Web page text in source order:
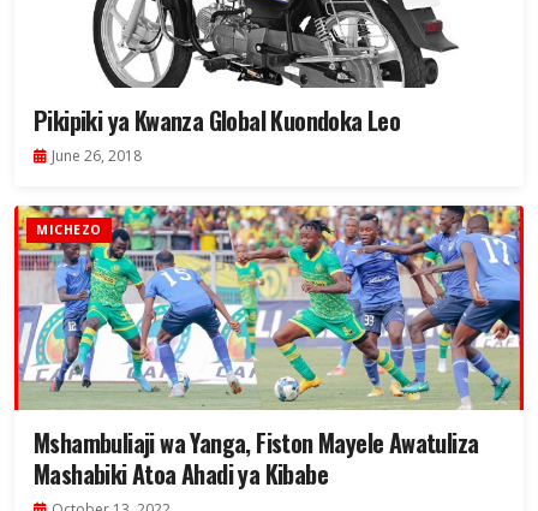
Pikipiki ya Kwanza Global Kuondoka Leo
June 26, 2018
MICHEZO
Mshambuliaji wa Yanga, Fiston Mayele Awatuliza
Mashabiki Atoa Ahadi ya Kibabe